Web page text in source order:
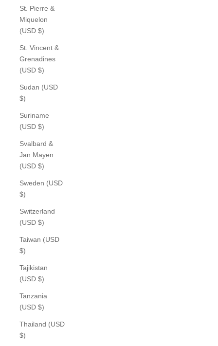
St. Pierre &
Miquelon
(USD $)
St. Vincent &
Grenadines
(USD $)
Sudan (USD
$)
Suriname
(USD $)
Svalbard &
Jan Mayen
(USD $)
Sweden (USD
$)
Switzerland
(USD $)
Taiwan (USD
$)
Tajikistan
(USD $)
Tanzania
(USD $)
Thailand (USD
$)